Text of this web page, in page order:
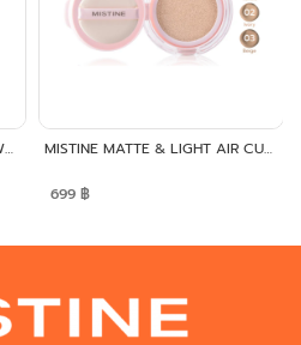
MISTINE PUR GOLD SUPER POWDER SPF25 PA++ MISTINE MATTE & LIGHT AIR CUSHION SPF50+ PA++++
699฿